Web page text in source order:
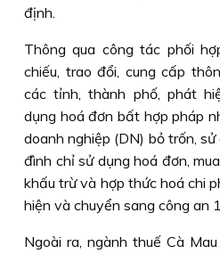
định.
Thông qua công tác phối
chiếu, trao đổi, cung cấp
các tỉnh, thành phố, phát
dụng hoá đơn bất hợp pháp
doanh nghiệp (DN) bỏ trốn,
đình chỉ sử dụng hoá đơn,
khấu trừ và hợp thức hoá chi
hiện và chuyển sang công an
Ngoài ra, ngành thuế Cà